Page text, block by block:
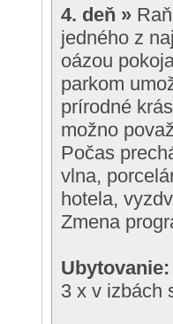
4. deň »
jedného z
oázou
parkom
prírodné
možno
Počas
vlna,
hotela,
Zmena
Ubytovanie:
3 x v izbách